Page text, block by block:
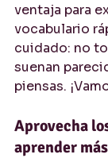
ventaja para
vocabulario
cuidado: no
suenan
piensas.
Aprovecha
aprender